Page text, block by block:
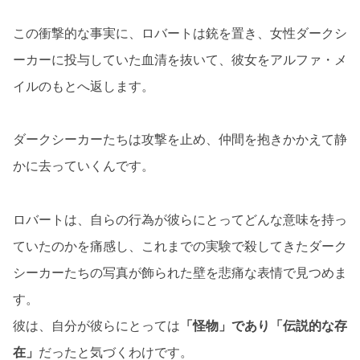
この衝撃的な事実に、ロバートは銃を置き、女性ダークシ
ーカーに投与していた血清を抜いて、彼女をアルファ・メ
イルのもとへ返します。
ダークシーカーたちは攻撃を止め、仲間を抱きかかえて静
かに去っていくんです。
ロバートは、自らの行為が彼らにとってどんな意味を持っ
ていたのかを痛感し、これまでの実験で殺してきたダーク
シーカーたちの写真が飾られた壁を悲痛な表情で見つめま
す。
彼は、自分が彼らにとっては 「怪物」であり「伝説的な存
在」 だったと気づくわけです。